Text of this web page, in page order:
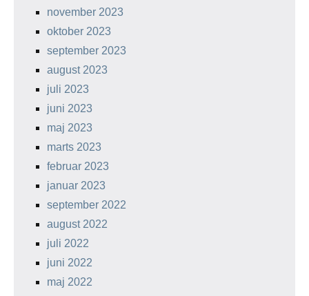
november 2023
oktober 2023
september 2023
august 2023
juli 2023
juni 2023
maj 2023
marts 2023
februar 2023
januar 2023
september 2022
august 2022
juli 2022
juni 2022
maj 2022